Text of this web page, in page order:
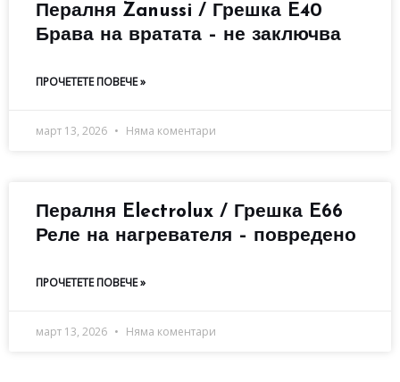
Пералня Zanussi / Грешка E40
Брава на вратата – не заключва
ПРОЧЕТЕТЕ ПОВЕЧЕ »
март 13, 2026 Няма коментари
Пералня Electrolux / Грешка E66
Реле на нагревателя – повредено
ПРОЧЕТЕТЕ ПОВЕЧЕ »
март 13, 2026 Няма коментари